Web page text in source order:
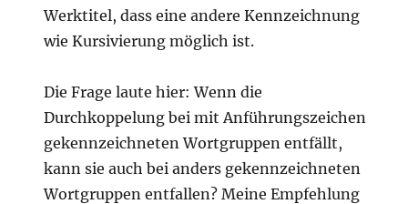
Werktitel, dass eine andere Kennzeichnung
wie Kursivierung möglich ist.
Die Frage laute hier: Wenn die
Durchkoppelung bei mit Anführungszeichen
gekennzeichneten Wortgruppen entfällt,
kann sie auch bei anders gekennzeichneten
Wortgruppen entfallen? Meine Empfehlung